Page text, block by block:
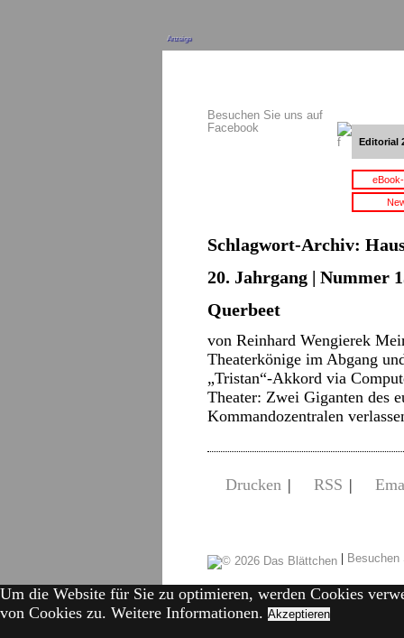
Anzeige
Besuchen Sie uns auf
Facebook
Editorial
Schlagwort-Archiv:
20. Jahrgang | Nummer
Querbeet
von Reinhard Wengierek
Theaterkönige im Abgang
„Tristan“-Akkord via
Theater: Zwei Giganten des
Kommandozentralen
Drucken | RSS |
|
Um die Website für Sie zu optimieren, werden Cookies
von Cookies zu. Weitere Informationen. Akzeptieren